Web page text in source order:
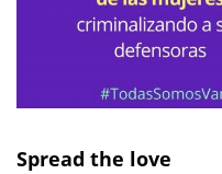
Spread the love